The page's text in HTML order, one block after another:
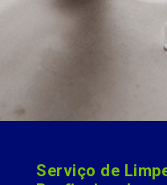
Serviço de